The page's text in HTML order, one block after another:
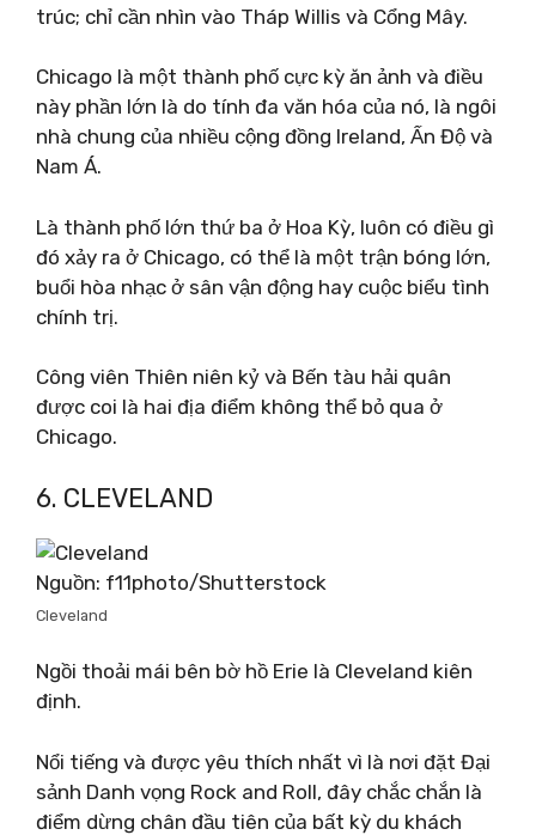
trúc; chỉ cần nhìn vào Tháp Willis và Cổng Mây.
Chicago là một thành phố cực kỳ ăn ảnh và điều
này phần lớn là do tính đa văn hóa của nó, là ngôi
nhà chung của nhiều cộng đồng Ireland, Ấn Độ và
Nam Á.
Là thành phố lớn thứ ba ở Hoa Kỳ, luôn có điều gì
đó xảy ra ở Chicago, có thể là một trận bóng lớn,
buổi hòa nhạc ở sân vận động hay cuộc biểu tình
chính trị.
Công viên Thiên niên kỷ và Bến tàu hải quân
được coi là hai địa điểm không thể bỏ qua ở
Chicago.
6. CLEVELAND
Nguồn: f11photo/Shutterstock
Cleveland
Ngồi thoải mái bên bờ hồ Erie là Cleveland kiên
định.
Nổi tiếng và được yêu thích nhất vì là nơi đặt Đại
sảnh Danh vọng Rock and Roll, đây chắc chắn là
điểm dừng chân đầu tiên của bất kỳ du khách